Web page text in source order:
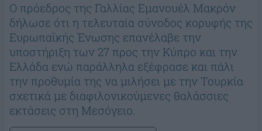
Ο πρόεδρος της Γαλλίας Εμανουέλ Μακρόν
δήλωσε ότι η τελευταία σύνοδος κορυφής της
Ευρωπαϊκής Ένωσης επανέλαβε την
υποστήριξη των 27 προς την Κύπρο και την
Ελλάδα ενώ παράλληλα εξέφρασε και πάλι
την προθυμία της να μιλήσει με την Τουρκία
σχετικά με διαφιλονικούμενες θαλάσσιες
εκτάσεις στη Μεσόγειο.